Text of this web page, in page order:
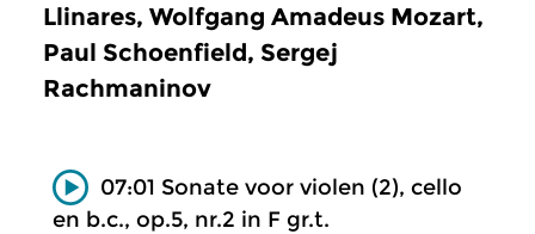
Llinares, Wolfgang Amadeus Mozart,
Paul Schoenfield, Sergej
Rachmaninov
07:01 Sonate voor violen (2), cello
en b.c., op.5, nr.2 in F gr.t.